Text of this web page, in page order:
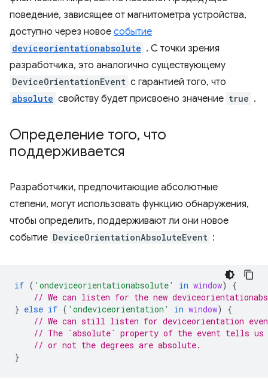
поведение, зависящее от магнитометра устройства,
доступно через новое событие
deviceorientationabsolute . С точки зрения
разработчика, это аналогично существующему
DeviceOrientationEvent с гарантией того, что
absolute свойству будет присвоено значение true .
Определение того, что
поддерживается
Разработчики, предпочитающие абсолютные
степени, могут использовать функцию обнаружения,
чтобы определить, поддерживают ли они новое
событие DeviceOrientationAbsoluteEvent :
if ( 'ondeviceorientationabsolute' in window)
{
// We can listen for the new
} else if ( 'ondeviceorientation' in window)
{
// We can still listen for deviceorientation
// The `absolute` property of the event tells us
// or not the degrees are absolute.
}